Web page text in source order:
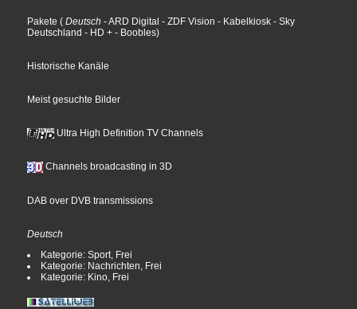
Pakete ( Deutsch - ARD Digital - ZDF Vision - Kabelkiosk - Sky
Deutschland - HD + - Boobles)
Historische Kanäle
Meist gesuchte Bilder
Ultra High Definition TV Channels
Channels broadcasting in 3D
DAB over DVB transmissions
Deutsch
Kategorie: Sport, Frei
Kategorie: Nachrichten, Frei
Kategorie: Kino, Frei